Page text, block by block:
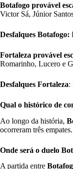
Botafogo provável
Victor Sá, Júnior
Desfalques Botafogo:
Fortaleza provável
Romarinho, Lucero e
Desfalques Fortaleza:
Qual o histórico de
Ao longo da história,
ocorreram três empates.
Onde será o duelo
A partida entre